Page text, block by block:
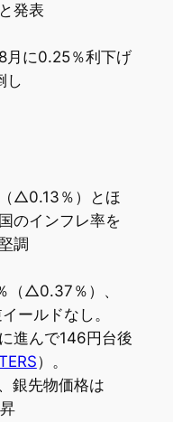
発表
月に0.25％利下げ
し
△0.13％）とほ
のインフレ率を
調
（△0.37％）、
ールドなし。
進んで146円台後
）。
銀先物価格は